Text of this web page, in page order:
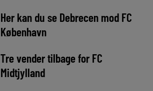
Her kan du se Debrecen mod FC
København
Tre vender tilbage for FC
Midtjylland